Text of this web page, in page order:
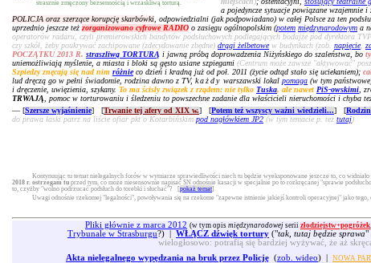
strasznie zmęczony bezsennością i wrzaskliwą torturą.
a pojedyncze sytuacje powiązane wzajemnie
POLICJA oraz szerzące korupcję skarbówki , odpowiedzialni (jak podpowiadano) w całej Polsce za ten
uprzednio jeszcze też zorganizowano cyfrowe RADIO o zasięgu ogólnopolskim (potem międzynarodowym a
operatorów radaru, czyli premierowskich bandytów podsłuchowych podlegających bodajże pod dyrektora
czy szkół, żeby poukrywać zachipowane (zdecydowanie zbędne) drągi żelbetowew budynkach (zob. napięcie,
POCZĄTKU 2013 R. straszliwą TORTURĄ i jawną próbą doprowadzenia Niżyńskiego do szaleństwa, bo
uniemożliwiają myślenie, a miasta i bloki są gęsto usiane szpiegami (Centrum może zawsze "aktywować"
Szpiedzy znęcają się nad nim różnieco dzień i kradną już od poł. 2011 (życie odtąd stało się uciekaniem);
lud dręczą go w pełni świadomie, rodzina dawno z TV, każdy warszawski lokal pomaga (w tym
i dręczenie, uwięzienia, szykany. To ma ścisły związek z rządem: nie tylko Tuska, ale nawet PiS-owskimi ,
TRWAJĄ , pomoc w torturowaniu i śledzeniu to powszechne zadanie dla właścicieli nieruchomości i chyba
— [Szersze wyjaśnienie] [Trwanie tej afery od XIX w.] [Potem też wszyscy ważni wiedzieli...] [
do prawa łaski patrz na liście ofiar pkt o Kotarbińskim pod nagłówkiem JP2 (w tym temacie p. też tutaj)
Kontynuując tu temat nielegalnych forów w wymiarze sprawiedliwości niech tu będzie wyeksponowane jeszcze to, co widniało
2018 r. ostrzegam tu przed tym, co może niesensownie napisać SN odnośnie kasacji w specjalnie po to rozkręcanej "sprawie
to, czyżby "wolno podrzucać podsłuch do torebki i słuchać"? [pokaż temat]
Uwagi odnośnie rzekomej "legalności", powoływania się na rzekome "zapewne istnienie jakiejś kontroli operacyjnej" jako
Pliki głównie z marca 2012 (w tym opis międzynarodowej serii złodziejstw+pogróżek
Trybunale w Strasburgu?) | WŁĄCZ dźwięk tortury ("tak, tutaj będzie sprawa"
wielogłosowo: potrafią się bardziej wyżywać, że aż
Akta nielegalnego wypędzania na bruk przez Policję (zob. wideo) | NOWA